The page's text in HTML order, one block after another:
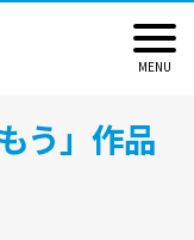
う」作品